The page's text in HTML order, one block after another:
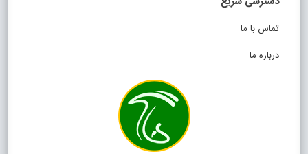
تماس با ما
درباره ما